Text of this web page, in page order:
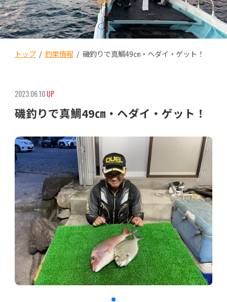
トップ/ 釣果情報 / 磯釣りで真鯛49㎝・ヘダイ・ゲット！
2023.06.10UP
磯釣りで真鯛49㎝・ヘダイ・ゲット！